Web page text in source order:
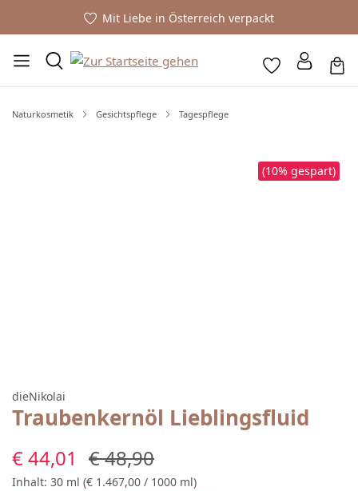
Mit Liebe in Österreich verpackt
Naturkosmetik Gesichtspflege Tagespflege
(10% gespart)
dieNikolai
Traubenkernöl Lieblingsfluid
Verkaufspreis:
€ 44,01 Regulärer Preis:
€ 48,90
Inhalt: 30 ml (€ 1.467,00 / 1000 ml)